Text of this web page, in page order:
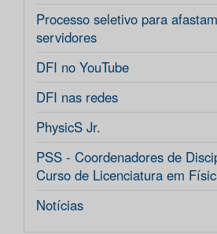
Processo seletivo para
servidores
DFI no YouTube
DFI nas redes
PhysicS Jr.
PSS - Coordenadores de
Curso de Licenciatura em
Notícias